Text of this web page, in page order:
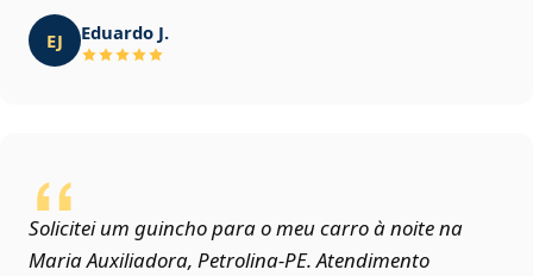
EJ Eduardo J.
Solicitei um guincho para o meu carro à noite na
Maria Auxiliadora, Petrolina‑PE. Atendimento